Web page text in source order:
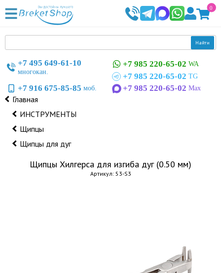
0
Найти
+7 495 649-61-10
многокан.
+7 916 675-85-85 моб.
+7 985 220-65-02 WA
+7 985 220-65-02 TG
+7 985 220-65-02 Max
Главная
ИНСТРУМЕНТЫ
Щипцы
Щипцы для дуг
Щипцы Хилгерса для изгиба дуг (0.50 мм)
Артикул: 53-S3